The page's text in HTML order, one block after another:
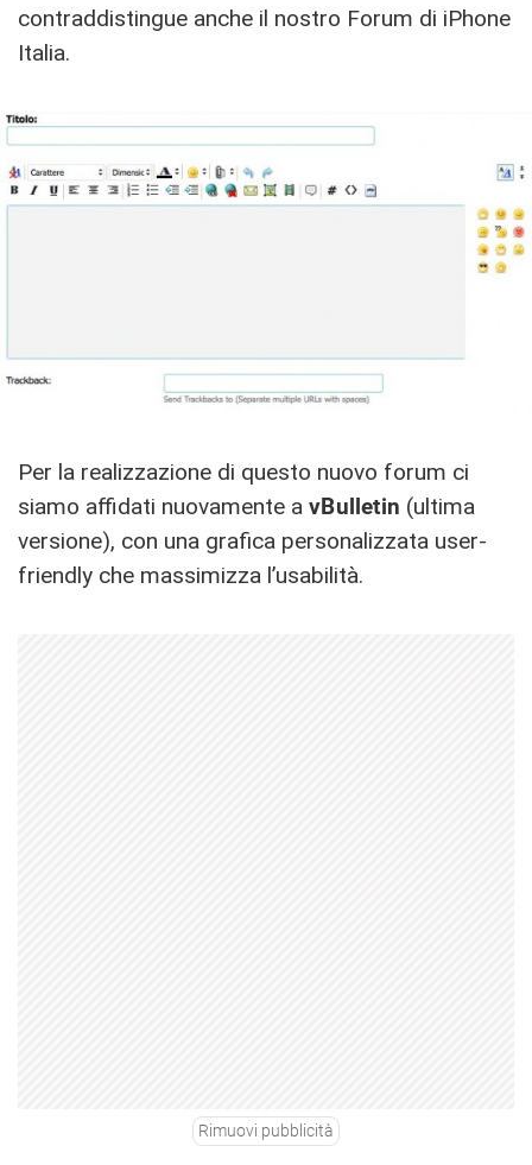
contraddistingue anche il nostro Forum di iPhone
Italia.
Per la realizzazione di questo nuovo forum ci
siamo affidati nuovamente a vBulletin (ultima
versione), con una grafica personalizzata user-
friendly che massimizza l’usabilità.
Rimuovi pubblicità